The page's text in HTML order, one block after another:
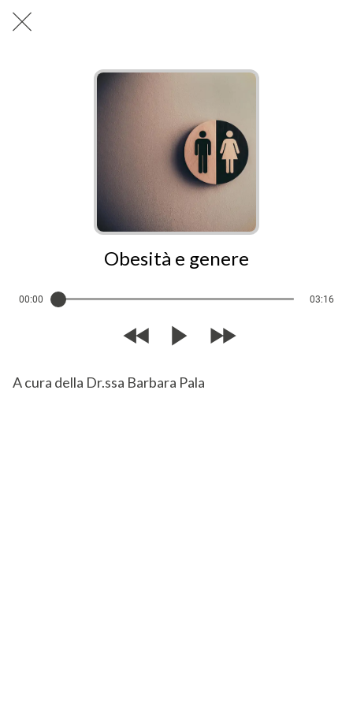
Obesità e genere
00:00 03:16
A cura della Dr.ssa Barbara Pala